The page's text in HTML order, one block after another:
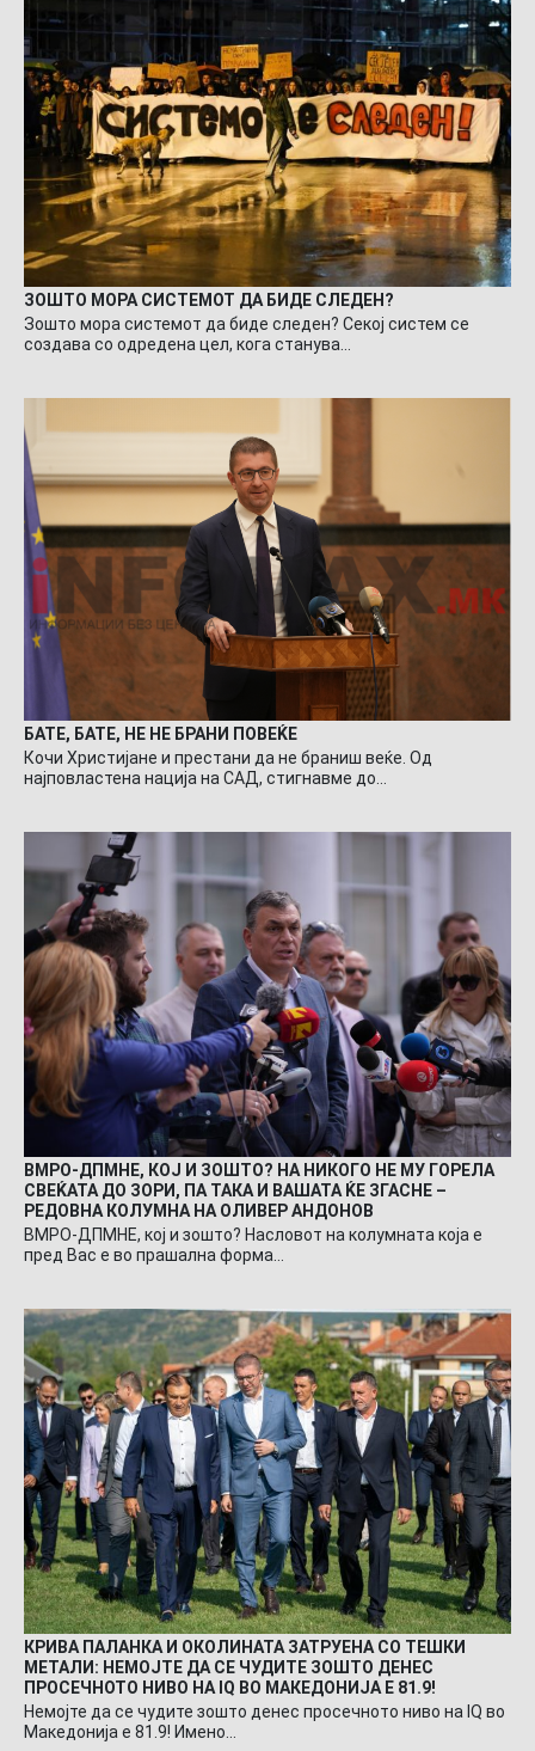
ЗОШТО МОРА СИСТЕМОТ ДА БИДЕ СЛЕДЕН?
Зошто мора системот да биде следен? Секој систем се
создава со одредена цел, кога станува…
БАТЕ, БАТЕ, НЕ НЕ БРАНИ ПОВЕЌЕ
Кочи Христијане и престани да не браниш веќе. Од
најповластена нација на САД, стигнавме до…
ВМРО-ДПМНЕ, КОЈ И ЗОШТО? НА НИКОГО НЕ МУ ГОРЕЛА
СВЕЌАТА ДО ЗОРИ, ПА ТАКА И ВАШАТА ЌЕ ЗГАСНЕ –
РЕДОВНА КОЛУМНА НА ОЛИВЕР АНДОНОВ
ВМРО-ДПМНЕ, кој и зошто? Насловот на колумната која е
пред Вас е во прашална форма…
КРИВА ПАЛАНКА И ОКОЛИНАТА ЗАТРУЕНА СО ТЕШКИ
МЕТАЛИ: НЕМОЈТЕ ДА СЕ ЧУДИТЕ ЗОШТО ДЕНЕС
ПРОСЕЧНОТО НИВО НА IQ ВО МАКЕДОНИЈА Е 81.9!
Немојте да се чудите зошто денес просечното ниво на IQ во
Македонија е 81.9! Имено…